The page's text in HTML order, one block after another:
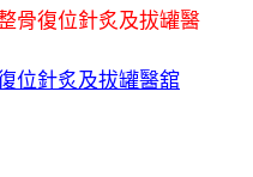
骨復位針炙及拔罐醫
位針炙及拔罐醫舘